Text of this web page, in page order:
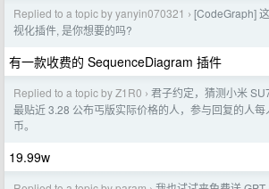
Replied to a topic by yanyin070321 › [CodeGraph]
视化插件, 是你想要的吗?
有一款收费的 SequenceDiagram 插件
Replied to a topic by Z1R0 › 君子约定，猜测小米
最贴近 3.28 公布丐版实际价格的人，参与回复的人每
币。
19.99w